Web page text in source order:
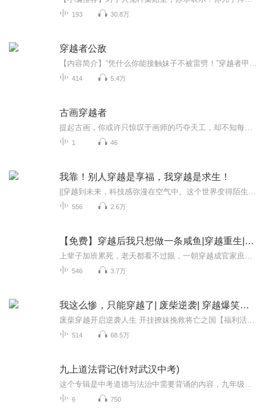
193 30.8万
穿越者公敌
414 5.4万
古画穿越者
1 46
我靠！别人穿越是享福，我穿越是求生！
556 2.6万
【免费】穿越后我只想做一条咸鱼|穿越重生|古言宅斗
546 3.7万
我这么惨，只能穿越了| 废柴逆袭| 穿越爆笑爽文
514 68.5万
九上道法背记(针对武汉中考)
6 750